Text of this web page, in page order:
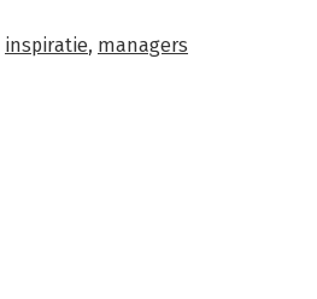
inspiratie, managers